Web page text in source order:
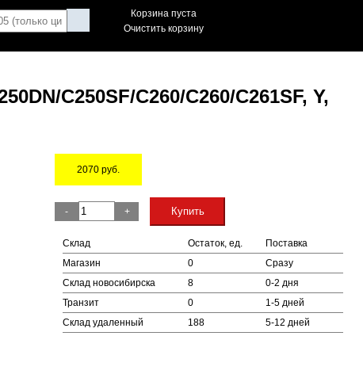
Корзина пуста
Очистить корзину
C250SF/C260/C260/C261SF, Y,
2070 руб.
-
+ Купить
Склад Остаток, ед.
Поставка
Магазин
0
Сразу
Склад новосибирска
8
0-2 дня
Транзит
0
1-5 дней
Склад удаленный
188 5-12 дней